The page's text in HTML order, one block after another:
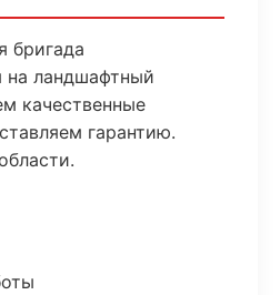
бригада
на ландшафтный
качественные
гарантию.